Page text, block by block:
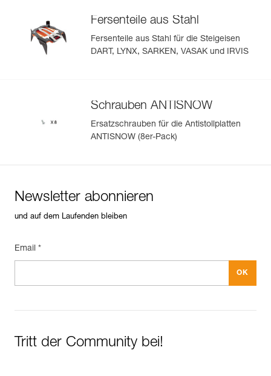
Fersenteile aus Stahl
Fersenteile aus Stahl für die Steigeisen
DART, LYNX, SARKEN, VASAK und IRVIS
Schrauben ANTISNOW
Ersatzschrauben für die Antistollplatten
ANTISNOW (8er-Pack)
Newsletter abonnieren
und auf dem Laufenden bleiben
Email *
Tritt der Community bei!